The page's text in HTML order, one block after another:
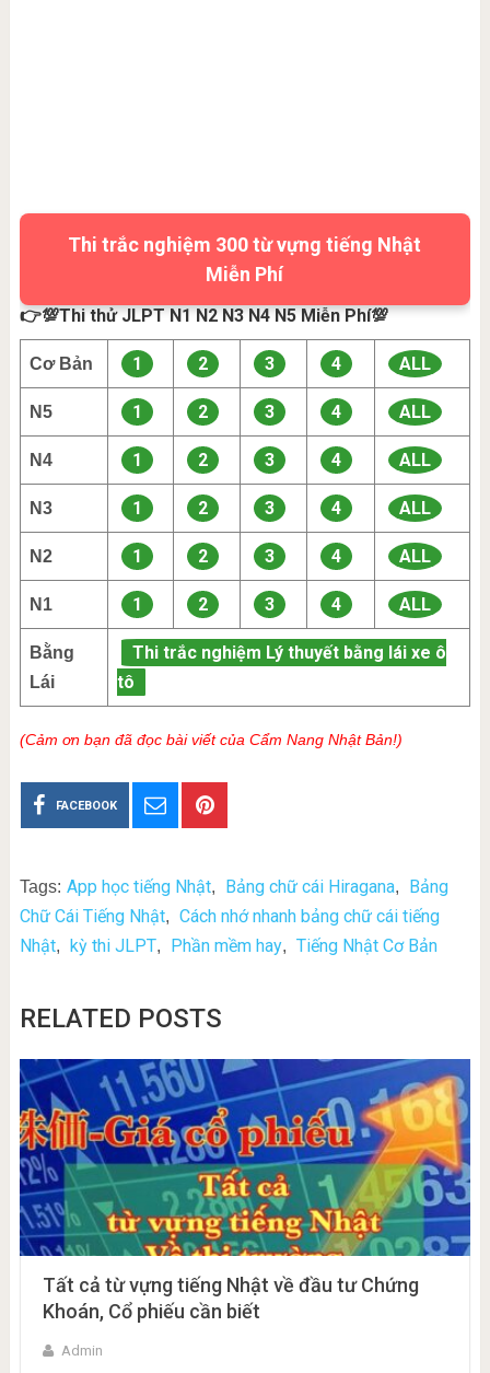
Thi trắc nghiệm 300 từ vựng tiếng Nhật
Miễn Phí
👉💯Thi thử JLPT N1 N2 N3 N4 N5 Miễn Phí💯
Cơ Bản 1 2 3 4 ALL
N5 1 2 3 4 ALL
N4 1 2 3 4 ALL
N3 1 2 3 4 ALL
N2 1 2 3 4 ALL
N1 1 2 3 4 ALL
Bằng
Lái
Thi trắc nghiệm Lý thuyết bằng lái xe ô
tô
(Cảm ơn bạn đã đọc bài viết của Cẩm Nang Nhật Bản!)
FACEBOOK
Tags: App học tiếng Nhật, Bảng chữ cái Hiragana,
Bảng
Chữ Cái Tiếng Nhật, Cách nhớ nhanh bảng chữ cái tiếng
Nhật, kỳ thi JLPT, Phần mềm hay, Tiếng Nhật Cơ Bản
RELATED POSTS
Tất cả từ vựng tiếng Nhật về đầu tư Chứng
Khoán, Cổ phiếu cần biết
Admin